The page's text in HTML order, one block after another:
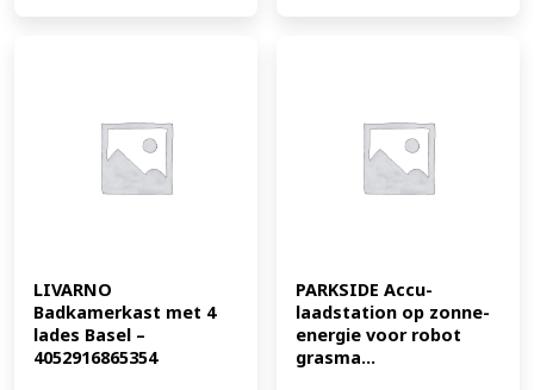
LIVARNO
Badkamerkast met 4
lades Basel –
4052916865354
PARKSIDE Accu-
laadstation op zonne-
energie voor robot
grasma...